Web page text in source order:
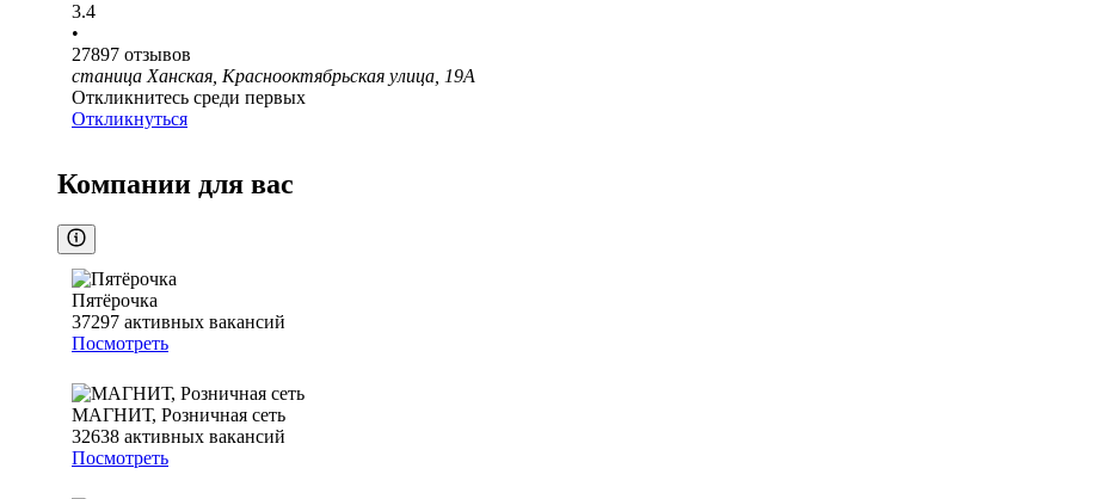
3.4
•
27897 отзывов
станица Ханская, Краснооктябрьская улица, 19А
Откликнитесь среди первых
Откликнуться
Компании для вас
Пятёрочка
37297 активных вакансий
Посмотреть
МАГНИТ, Розничная сеть
32638 активных вакансий
Посмотреть